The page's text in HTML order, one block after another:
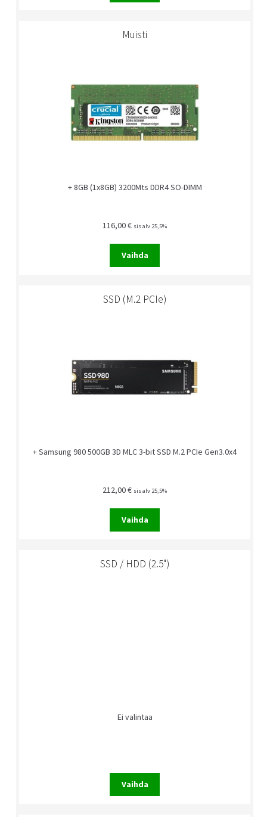
Muisti
+ 8GB (1x8GB) 3200Mts DDR4 SO-DIMM
116,00€ sis alv 25,5%
Vaihda
SSD (M.2 PCIe)
+ Samsung 980 500GB 3D MLC 3-bit SSD M.2 PCIe Gen3.0x4
212,00€ sis alv 25,5%
Vaihda
SSD / HDD (2.5")
Ei valintaa
Vaihda